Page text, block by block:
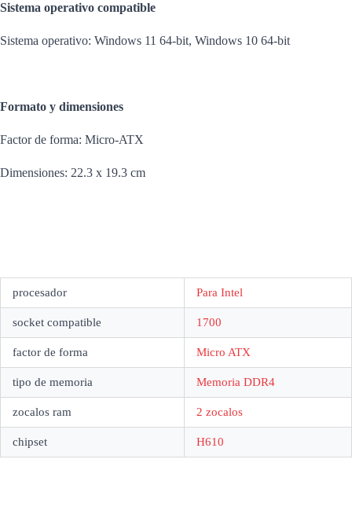
Sistema operativo compatible
Sistema operativo: Windows 11 64-bit, Windows 10 64-bit
Formato y dimensiones
Factor de forma: Micro-ATX
Dimensiones: 22.3 x 19.3 cm
procesador Para Intel
socket compatible 1700
factor de forma Micro ATX
tipo de memoria Memoria DDR4
zocalos ram 2 zocalos
chipset H610